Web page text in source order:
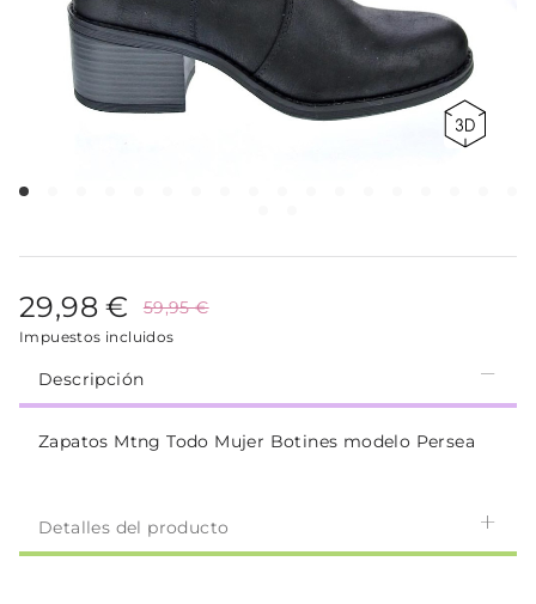
29,98 € 59,95 €
Impuestos incluidos
Descripción
Zapatos Mtng Todo Mujer Botines modelo Persea
Detalles del producto